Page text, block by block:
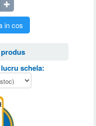
in cos
schela: